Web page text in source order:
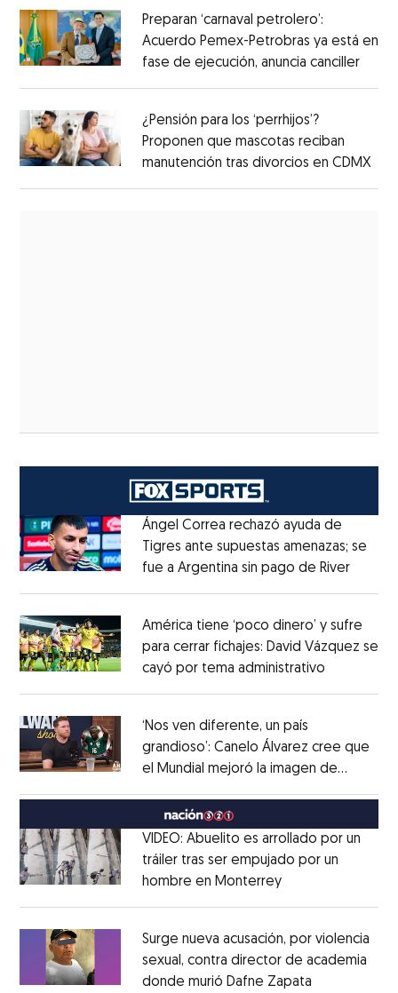
Preparan ‘carnaval petrolero’:
Acuerdo Pemex-Petrobras ya está en
fase de ejecución, anuncia canciller
¿Pensión para los ‘perrhijos’?
Proponen que mascotas reciban
manutención tras divorcios en CDMX
Ángel Correa rechazó ayuda de
Tigres ante supuestas amenazas; se
fue a Argentina sin pago de RiverOpens
América tiene ‘poco dinero’ y sufre
para cerrar fichajes: David Vázquez se
cayó por tema administrativo
‘Nos ven diferente, un país
grandioso’: Canelo Álvarez cree que
el Mundial mejoró la imagen de
VIDEO: Abuelito es arrollado por un
tráiler tras ser empujado por un
hombre en MonterreyOpens in new
Surge nueva acusación, por violencia
sexual, contra director de academia
donde murió Dafne Zapata